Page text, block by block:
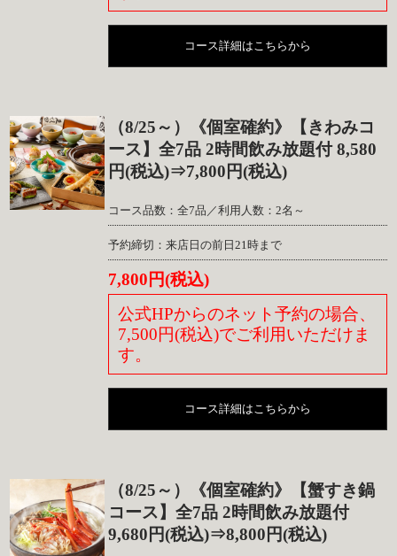
コース詳細はこちらから
（8/25～）《個室確約》【きわみコ
ース】全7品 2時間飲み放題付 8,580
円(税込)⇒7,800円(税込)
コース品数：全7品／利用人数：2名～
予約締切：来店日の前日21時まで
7,800円(税込)
公式HPからのネット予約の場合、
7,500円(税込)でご利用いただけま
す。
コース詳細はこちらから
（8/25～）《個室確約》【蟹すき鍋
コース】全7品 2時間飲み放題付
9,680円(税込)⇒8,800円(税込)